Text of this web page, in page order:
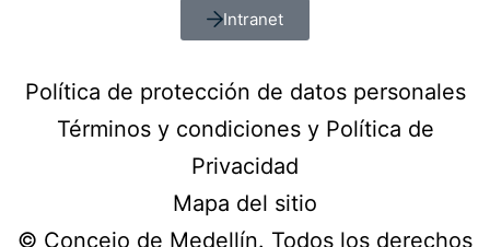
Intranet
Política de protección de datos personales
Términos y condiciones y Política de
Privacidad
Mapa del sitio
© Concejo de Medellín. Todos los derechos